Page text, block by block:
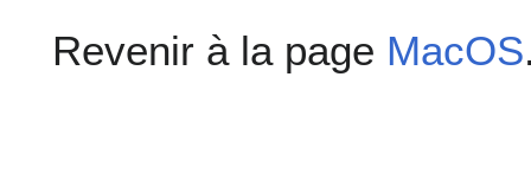
Revenir à la page MacOS